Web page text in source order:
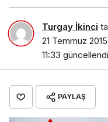
Turgay İkinci
21 Temmuz
11:33 güncellendi
PAYLAŞ